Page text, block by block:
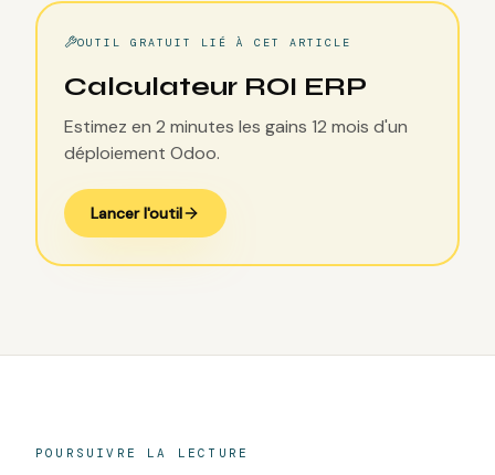
OUTIL GRATUIT LIÉ À CET ARTICLE
Calculateur ROI ERP
Estimez en 2 minutes les gains 12 mois d'un
déploiement Odoo.
Lancer l'outil
POURSUIVRE LA LECTURE